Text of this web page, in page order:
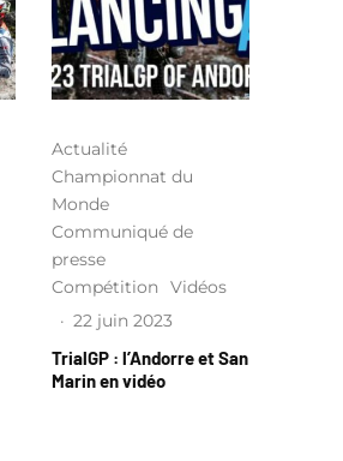
Actualité
Championnat du
Monde
Communiqué de
presse
Compétition
Vidéos
· 22 juin 2023
TrialGP : l’Andorre et San
Marin en vidéo